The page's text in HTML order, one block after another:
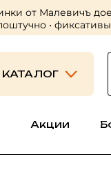
от Малевичъ
• фиксативы
КАТАЛОГ
Акции